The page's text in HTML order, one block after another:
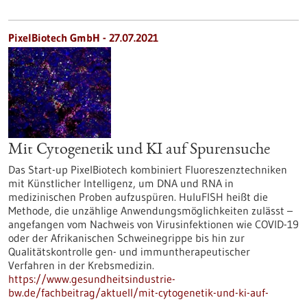
PixelBiotech GmbH - 27.07.2021
Mit Cytogenetik und KI auf Spurensuche
Das Start-up PixelBiotech kombiniert Fluoreszenztechniken
mit Künstlicher Intelligenz, um DNA und RNA in
medizinischen Proben aufzuspüren. HuluFISH heißt die
Methode, die unzählige Anwendungsmöglichkeiten zulässt –
angefangen vom Nachweis von Virusinfektionen wie COVID-19
oder der Afrikanischen Schweinegrippe bis hin zur
Qualitätskontrolle gen- und immuntherapeutischer
Verfahren in der Krebsmedizin.
https://www.gesundheitsindustrie-
bw.de/fachbeitrag/aktuell/mit-cytogenetik-und-ki-auf-